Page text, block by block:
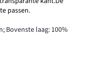
passen.
Bovenste laag: 100%